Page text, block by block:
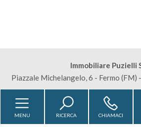
Immobiliare Puzielli
Piazzale Michelangelo, 6 - Fermo
Sitemap Privacy Policy
Totale
mq
MENU RICERCA CHIAMACI